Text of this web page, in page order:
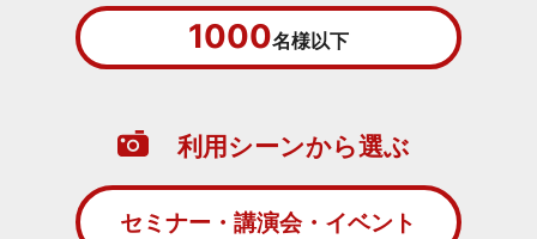
1000名様以下
利用シーンから選ぶ
セミナー・講演会・イベント